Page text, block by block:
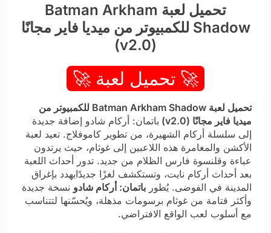
تحميل لعبة Batman Arkham
Shadow للكمبيوتر من ميديا فاير مجانًا
(v2.0)
🚀 تحميل لعبة 🚀
تحميل لعبة Batman Arkham Shadow للكمبيوتر من
ميديا فاير مجانًا (v2.0)
باتمان: أركام شادو إضافة جديدة
إلى سلسلة أركام الشهيرة، من تطوير كاموفلاج. تعيد لعبة
الأكشن والمغامرة هذه اللاعبين إلى غوثام، حيث يرتدون
عباءة وقلنسوة فارس الظلام من جديد. تدور أحداث اللعبة
بعد أحداث أركام نايت، وتستكشف لغزًا جديدًايهدد بإغراق
المدينة في الفوضى. يُطور باتمان: أركام شادو نسخة جديدة
وأكثر قتامة من غوثام برسومات مذهلة، ويُحسّنها لتتناسب
مع أسلوب لعب الواقع الافتراضي.